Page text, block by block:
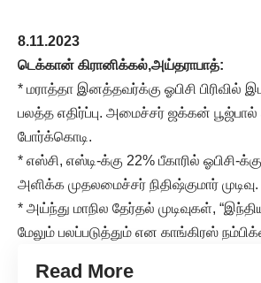
8.11.2023
டெக்கான் கிரானிக்கல்,அய்தராபாத்:
* மராத்தா இனத்தவர்க்கு ஓபிசி பிரிவில்
பலத்த எதிர்ப்பு. அமைச்சர் ஜக்கன் பூஜ்பால்
போர்க்கொடி.
* எஸ்சி, எஸ்டி-க்கு 22% பீகாரில் ஓபிசி-
அளிக்க முதலமைச்சர் நிதிஷ்குமார் முடிவு.
* அய்ந்து மாநில தேர்தல் முடிவுகள்,
மேலும் பலப்படுத்தும் என காங்கிரஸ்
Read More